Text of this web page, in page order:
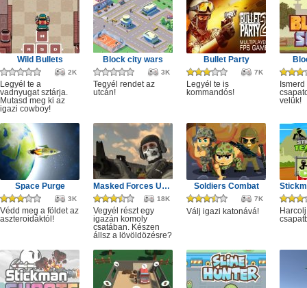
Wild Bullets
2K
Legyél te a
vadnyugat sztárja.
Mutasd meg ki az
igazi cowboy!
Block city wars
3K
Tegyél rendet az
utcán!
Bullet Party
7K
Legyél te is
kommandós!
velük!
Space Purge
3K
Védd meg a földet az
aszteroidáktól!
Masked Forces Unlimited
18K
Vegyél részt egy
igazán komoly
csatában. Készen
állsz a lövöldözésre?
Soldiers Combat
7K
Válj igazi katonává!